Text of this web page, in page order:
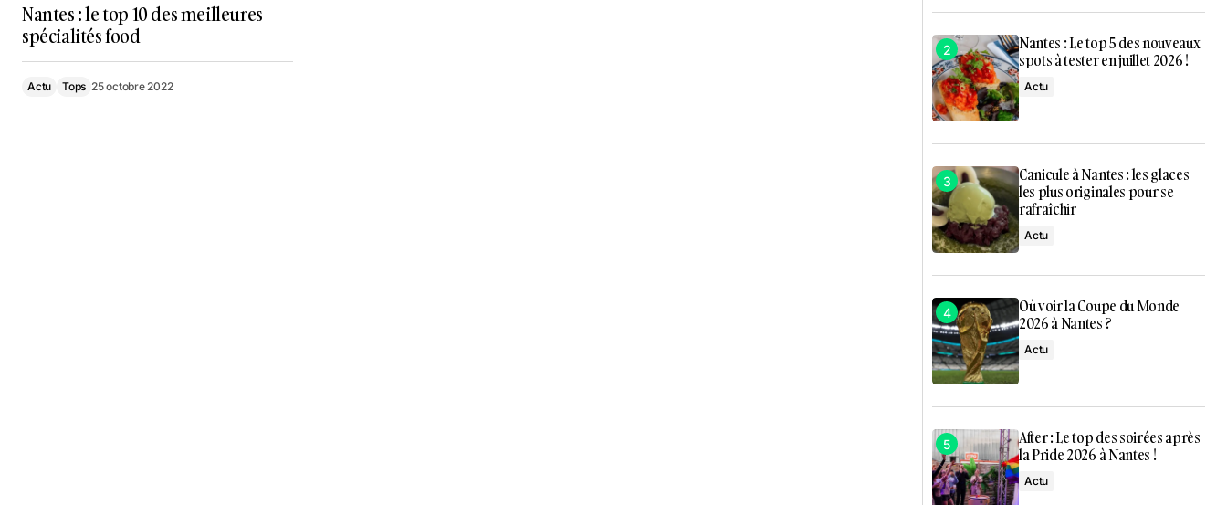
Nantes : le top 10 des meilleures
spécialités food
Actu Tops 25 octobre 2022
Nantes : Le top 5 des nouveaux
spots à tester en juillet 2026 !
Actu
Canicule à Nantes : les glaces
les plus originales pour se
rafraîchir
Actu
Où voir la Coupe du Monde
2026 à Nantes ?
Actu
After : Le top des soirées après
la Pride 2026 à Nantes !
Actu